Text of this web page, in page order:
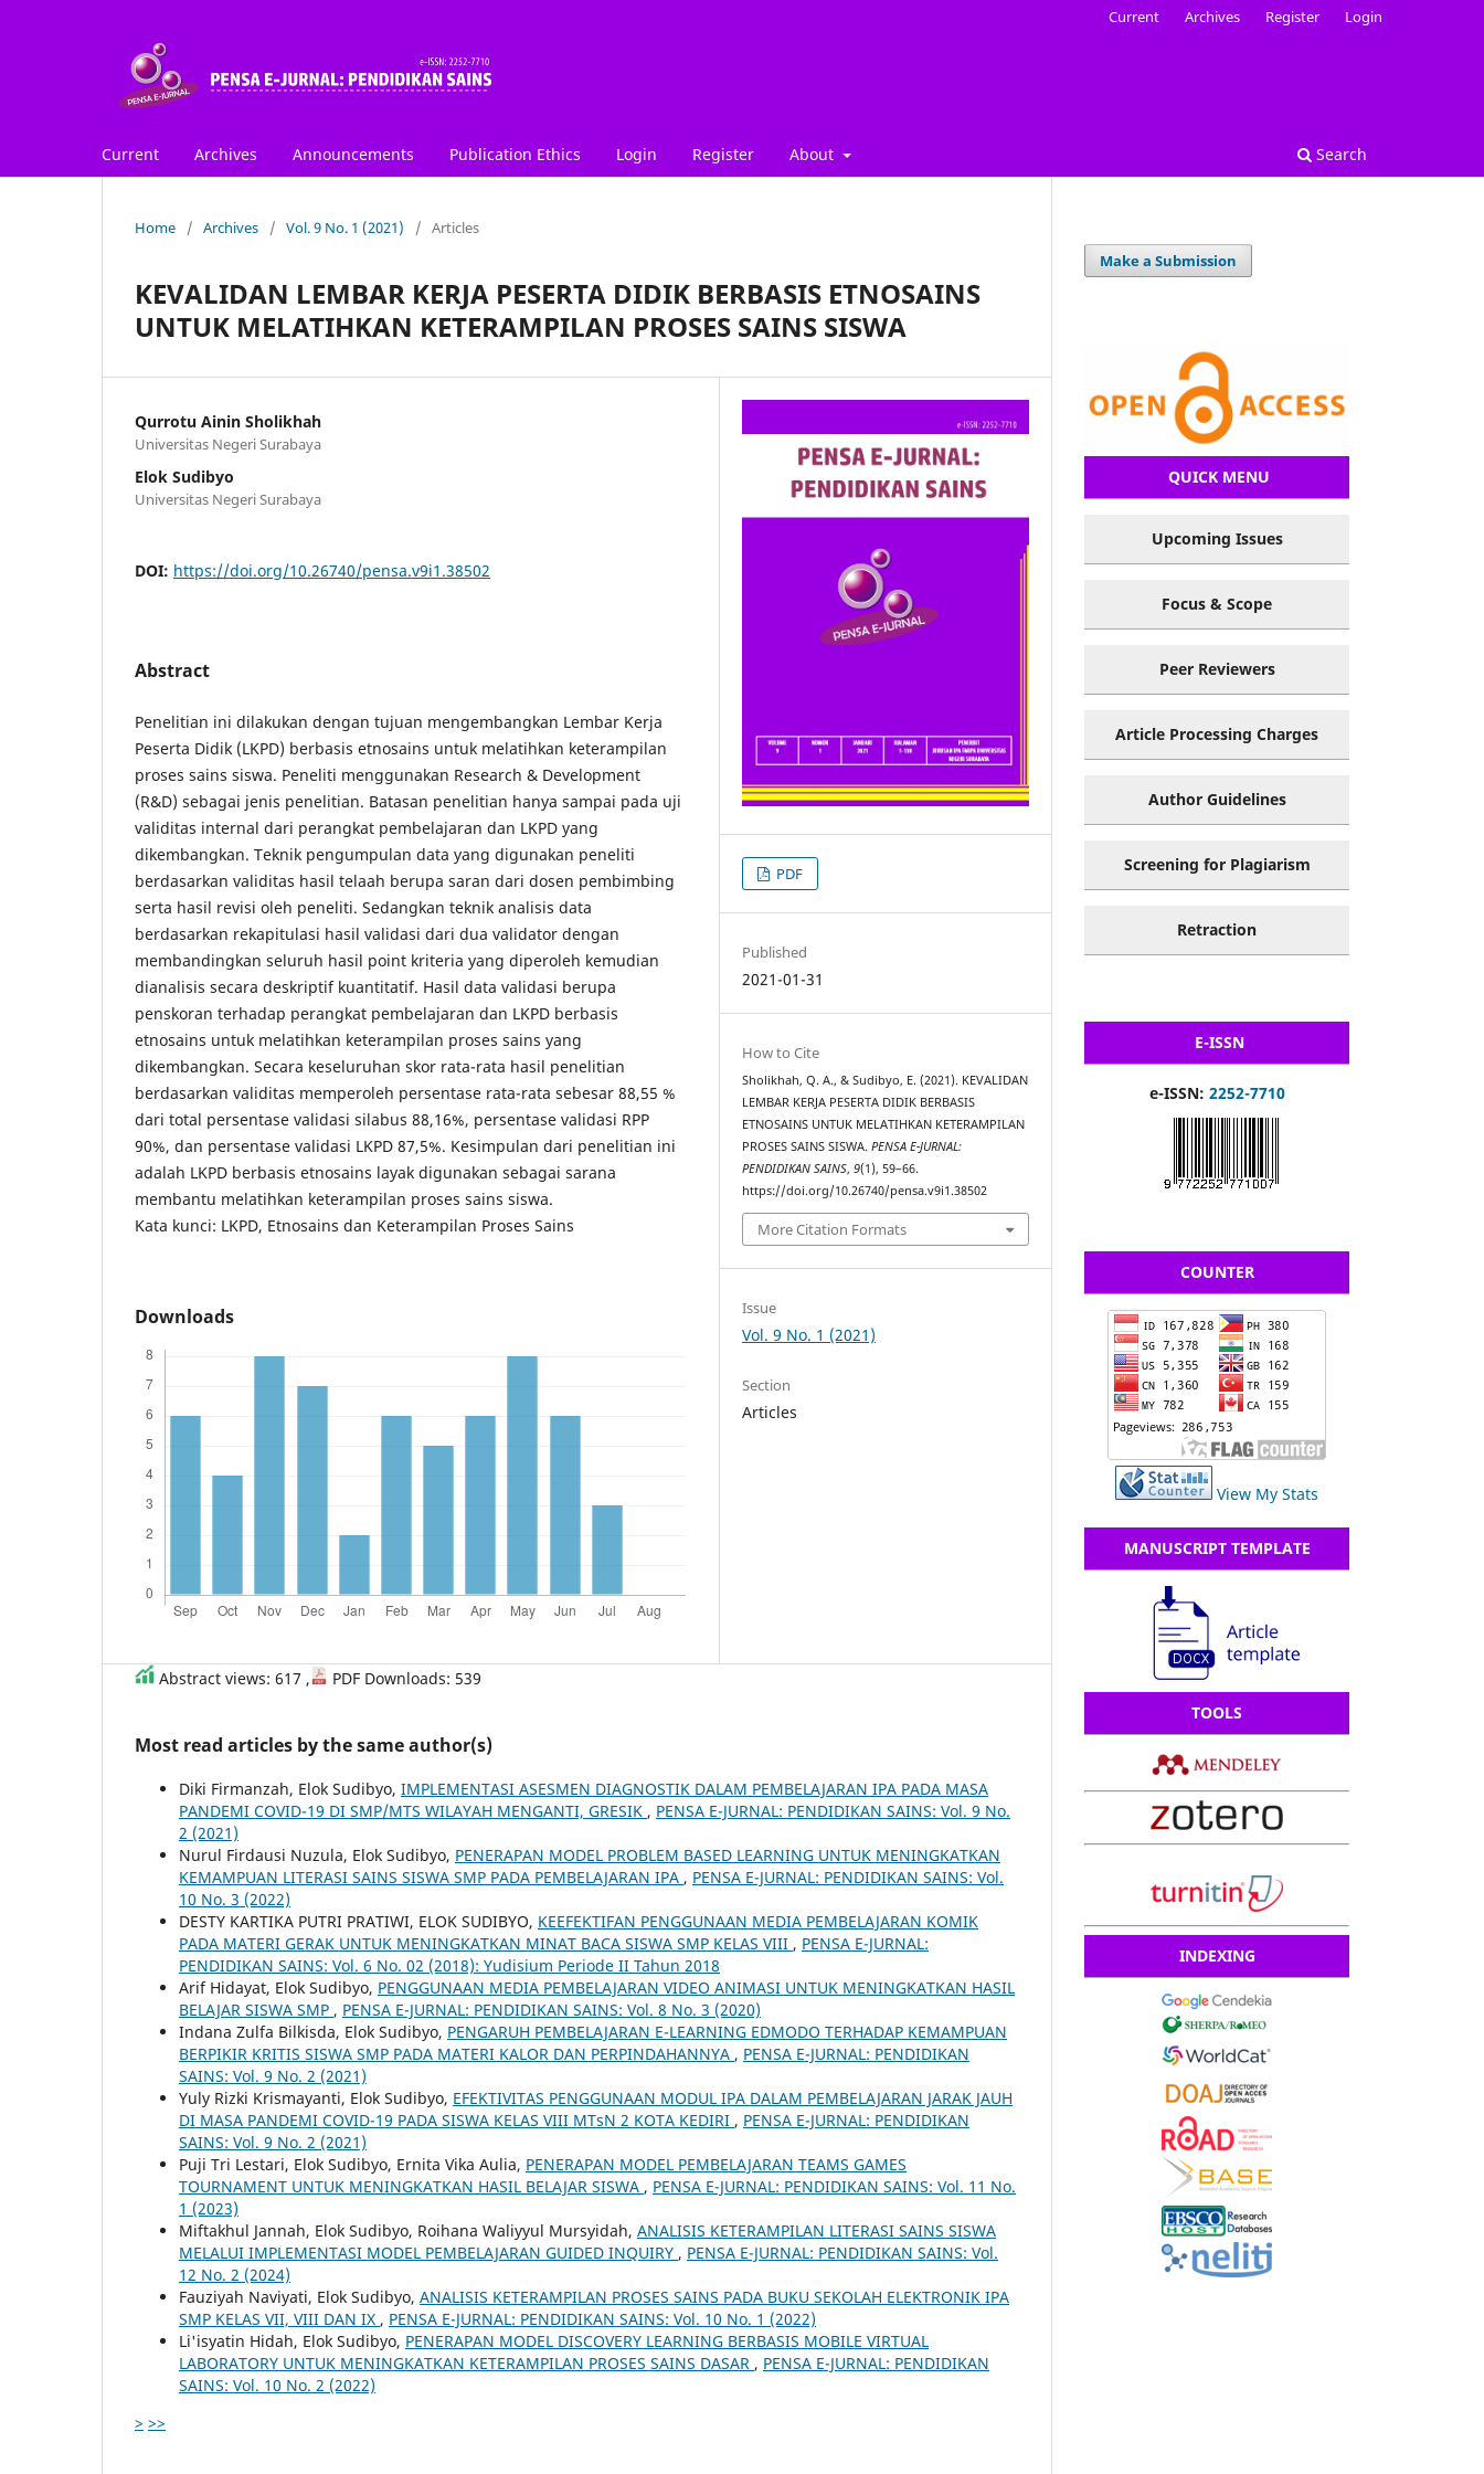
Current Archives Announcements Publication Ethics Login Register About Search
Current Archives Register Login
Home / Archives / Vol. 9 No. 1 (2021) / Articles
KEVALIDAN LEMBAR KERJA PESERTA DIDIK BERBASIS ETNOSAINS
UNTUK MELATIHKAN KETERAMPILAN PROSES SAINS SISWA
Qurrotu Ainin Sholikhah
Universitas Negeri Surabaya
Elok Sudibyo
Universitas Negeri Surabaya
DOI: https://doi.org/10.26740/pensa.v9i1.38502
Abstract
Penelitian ini dilakukan dengan tujuan mengembangkan Lembar Kerja
Peserta Didik (LKPD) berbasis etnosains untuk melatihkan keterampilan
proses sains siswa. Peneliti menggunakan Research & Development
(R&D) sebagai jenis penelitian. Batasan penelitian hanya sampai pada uji
validitas internal dari perangkat pembelajaran dan LKPD yang
dikembangkan. Teknik pengumpulan data yang digunakan peneliti
berdasarkan validitas hasil telaah berupa saran dari dosen pembimbing
serta hasil revisi oleh peneliti. Sedangkan teknik analisis data
berdasarkan rekapitulasi hasil validasi dari dua validator dengan
membandingkan seluruh hasil point kriteria yang diperoleh kemudian
dianalisis secara deskriptif kuantitatif. Hasil data validasi berupa
penskoran terhadap perangkat pembelajaran dan LKPD berbasis
etnosains untuk melatihkan keterampilan proses sains yang
dikembangkan. Secara keseluruhan skor rata-rata hasil penelitian
berdasarkan validitas memperoleh persentase rata-rata sebesar 88,55 %
dari total persentase validasi silabus 88,16%, persentase validasi RPP
90%, dan persentase validasi LKPD 87,5%. Kesimpulan dari penelitian ini
adalah LKPD berbasis etnosains layak digunakan sebagai sarana
membantu melatihkan keterampilan proses sains siswa.
Kata kunci: LKPD, Etnosains dan Keterampilan Proses Sains
Downloads
PDF
Published
2021-01-31
How to Cite
Sholikhah, Q. A., & Sudibyo, E. (2021). KEVALIDAN
LEMBAR KERJA PESERTA DIDIK BERBASIS
ETNOSAINS UNTUK MELATIHKAN KETERAMPILAN
PROSES SAINS SISWA.PENSA E-JURNAL:
PENDIDIKAN SAINS, 9(1), 59–66.
https://doi.org/10.26740/pensa.v9i1.38502
More Citation Formats
Issue
Vol. 9 No. 1 (2021)
Section
Articles
Abstract views: 617 , PDF Downloads: 539
Most read articles by the same author(s)
Diki Firmanzah, Elok Sudibyo, IMPLEMENTASI ASESMEN DIAGNOSTIK DALAM PEMBELAJARAN IPA PADA MASA
PANDEMI COVID-19 DI SMP/MTS WILAYAH MENGANTI, GRESIK , PENSA E-JURNAL: PENDIDIKAN SAINS: Vol. 9 No.
2 (2021)
Nurul Firdausi Nuzula, Elok Sudibyo, PENERAPAN MODEL PROBLEM BASED LEARNING UNTUK MENINGKATKAN
KEMAMPUAN LITERASI SAINS SISWA SMP PADA PEMBELAJARAN IPA , PENSA E-JURNAL: PENDIDIKAN SAINS: Vol.
10 No. 3 (2022)
DESTY KARTIKA PUTRI PRATIWI, ELOK SUDIBYO, KEEFEKTIFAN PENGGUNAAN MEDIA PEMBELAJARAN KOMIK
PADA MATERI GERAK UNTUK MENINGKATKAN MINAT BACA SISWA SMP KELAS VIII , PENSA E-JURNAL:
PENDIDIKAN SAINS: Vol. 6 No. 02 (2018): Yudisium Periode II Tahun 2018
Arif Hidayat, Elok Sudibyo, PENGGUNAAN MEDIA PEMBELAJARAN VIDEO ANIMASI UNTUK MENINGKATKAN HASIL
BELAJAR SISWA SMP , PENSA E-JURNAL: PENDIDIKAN SAINS: Vol. 8 No. 3 (2020)
Indana Zulfa Bilkisda, Elok Sudibyo, PENGARUH PEMBELAJARAN E-LEARNING EDMODO TERHADAP KEMAMPUAN
BERPIKIR KRITIS SISWA SMP PADA MATERI KALOR DAN PERPINDAHANNYA , PENSA E-JURNAL: PENDIDIKAN
SAINS: Vol. 9 No. 2 (2021)
Yuly Rizki Krismayanti, Elok Sudibyo, EFEKTIVITAS PENGGUNAAN MODUL IPA DALAM PEMBELAJARAN JARAK JAUH
DI MASA PANDEMI COVID-19 PADA SISWA KELAS VIII MTsN 2 KOTA KEDIRI , PENSA E-JURNAL: PENDIDIKAN
SAINS: Vol. 9 No. 2 (2021)
Puji Tri Lestari, Elok Sudibyo, Ernita Vika Aulia, PENERAPAN MODEL PEMBELAJARAN TEAMS GAMES
TOURNAMENT UNTUK MENINGKATKAN HASIL BELAJAR SISWA , PENSA E-JURNAL: PENDIDIKAN SAINS: Vol. 11 No.
1 (2023)
Miftakhul Jannah, Elok Sudibyo, Roihana Waliyyul Mursyidah, ANALISIS KETERAMPILAN LITERASI SAINS SISWA
MELALUI IMPLEMENTASI MODEL PEMBELAJARAN GUIDED INQUIRY , PENSA E-JURNAL: PENDIDIKAN SAINS: Vol.
12 No. 2 (2024)
Fauziyah Naviyati, Elok Sudibyo, ANALISIS KETERAMPILAN PROSES SAINS PADA BUKU SEKOLAH ELEKTRONIK IPA
SMP KELAS VII, VIII DAN IX , PENSA E-JURNAL: PENDIDIKAN SAINS: Vol. 10 No. 1 (2022)
Li'isyatin Hidah, Elok Sudibyo, PENERAPAN MODEL DISCOVERY LEARNING BERBASIS MOBILE VIRTUAL
LABORATORY UNTUK MENINGKATKAN KETERAMPILAN PROSES SAINS DASAR , PENSA E-JURNAL: PENDIDIKAN
SAINS: Vol. 10 No. 2 (2022)
> >>
Make a Submission
QUICK MENU
Upcoming Issues
Focus & Scope
Peer Reviewers
Article Processing Charges
Author Guidelines
Screening for Plagiarism
Retraction
E-ISSN
e-ISSN: 2252-7710
COUNTER
View My Stats
MANUSCRIPT TEMPLATE
TOOLS
INDEXING